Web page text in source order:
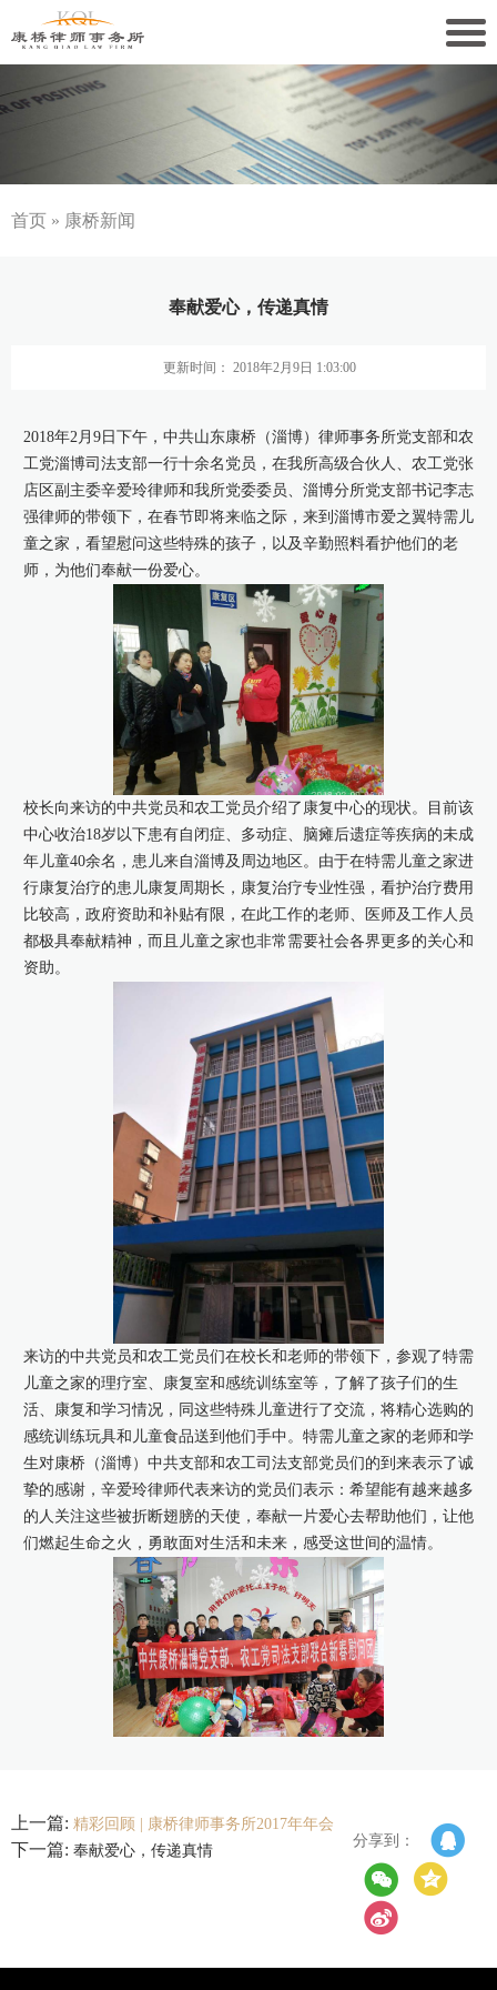
关于康桥
康桥文化
康桥党建
业务领域
社会责任
康桥法治研究院
康桥出版
首页 » 康桥新闻
奉献爱心，传递真情
更新时间： 2018年2月9日 1:03:00
2018年2月9日下午，中共山东康桥（淄博）律师事务所党支部和农
工党淄博司法支部一行十余名党员，在我所高级合伙人、农工党张
店区副主委辛爱玲律师和我所党委委员、淄博分所党支部书记李志
强律师的带领下，在春节即将来临之际，来到淄博市爱之翼特需儿
童之家，看望慰问这些特殊的孩子，以及辛勤照料看护他们的老
师，为他们奉献一份爱心。
校长向来访的中共党员和农工党员介绍了康复中心的现状。目前该
中心收治18岁以下患有自闭症、多动症、脑瘫后遗症等疾病的未成
年儿童40余名，患儿来自淄博及周边地区。由于在特需儿童之家进
行康复治疗的患儿康复周期长，康复治疗专业性强，看护治疗费用
比较高，政府资助和补贴有限，在此工作的老师、医师及工作人员
都极具奉献精神，而且儿童之家也非常需要社会各界更多的关心和
资助。
来访的中共党员和农工党员们在校长和老师的带领下，参观了特需
儿童之家的理疗室、康复室和感统训练室等，了解了孩子们的生
活、康复和学习情况，同这些特殊儿童进行了交流，将精心选购的
感统训练玩具和儿童食品送到他们手中。特需儿童之家的老师和学
生对康桥（淄博）中共支部和农工司法支部党员们的到来表示了诚
挚的感谢，辛爱玲律师代表来访的党员们表示：希望能有越来越多
的人关注这些被折断翅膀的天使，奉献一片爱心去帮助他们，让他
们燃起生命之火，勇敢面对生活和未来，感受这世间的温情。
上一篇: 精彩回顾 | 康桥律师事务所2017年年会
下一篇: 奉献爱心，传递真情
分享到：